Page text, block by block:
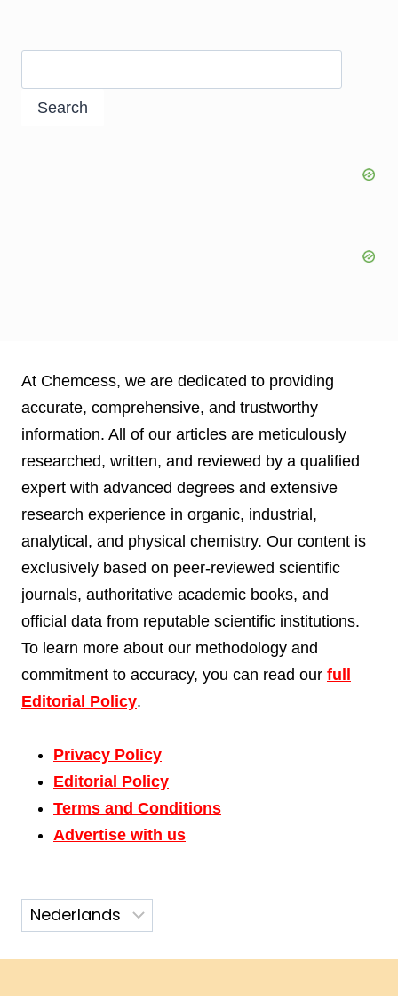
Search
At Chemcess, we are dedicated to providing
accurate, comprehensive, and trustworthy
information. All of our articles are meticulously
researched, written, and reviewed by a qualified
expert with advanced degrees and extensive
research experience in organic, industrial,
analytical, and physical chemistry. Our content is
exclusively based on peer-reviewed scientific
journals, authoritative academic books, and
official data from reputable scientific institutions.
To learn more about our methodology and
commitment to accuracy, you can read our full
Editorial Policy.
Privacy Policy
Editorial Policy
Terms and Conditions
Advertise with us